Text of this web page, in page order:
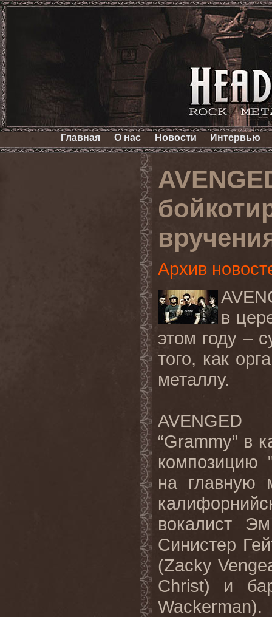
Главная О нас Новости Интервью
Архив
в
этом году –
того, как
металлу.
AVENGED
“Grammy” в
композицию
на главную
вокалист
Синистер
(Zacky
Christ) и
Wackerman).